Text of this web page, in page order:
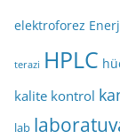
elektroforez
terazi HPLC
kalite kontrol
lab